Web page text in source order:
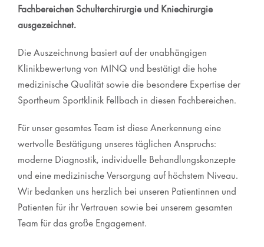
Fachbereichen Schulterchirurgie und Kniechirurgie
ausgezeichnet.
Die Auszeichnung basiert auf der unabhängigen
Klinikbewertung von MINQ und bestätigt die hohe
medizinische Qualität sowie die besondere Expertise der
Sportheum Sportklinik Fellbach in diesen Fachbereichen.
Für unser gesamtes Team ist diese Anerkennung eine
wertvolle Bestätigung unseres täglichen Anspruchs:
moderne Diagnostik, individuelle Behandlungskonzepte
und eine medizinische Versorgung auf höchstem Niveau.
Wir bedanken uns herzlich bei unseren Patientinnen und
Patienten für ihr Vertrauen sowie bei unserem gesamten
Team für das große Engagement.